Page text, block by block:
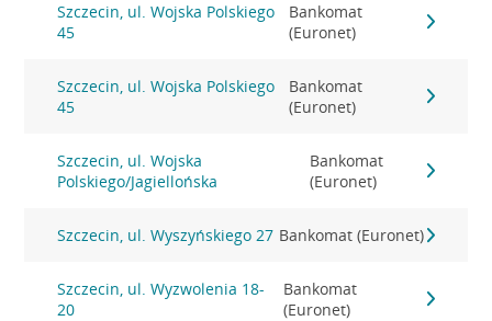
Szczecin, ul. Wojska Polskiego
45
Bankomat
(Euronet)
Szczecin, ul. Wojska Polskiego
45
Bankomat
(Euronet)
Szczecin, ul. Wojska
Polskiego/Jagiellońska
Bankomat
(Euronet)
Szczecin, ul. Wyszyńskiego 27 Bankomat (Euronet)
Szczecin, ul. Wyzwolenia 18-
20
Bankomat
(Euronet)